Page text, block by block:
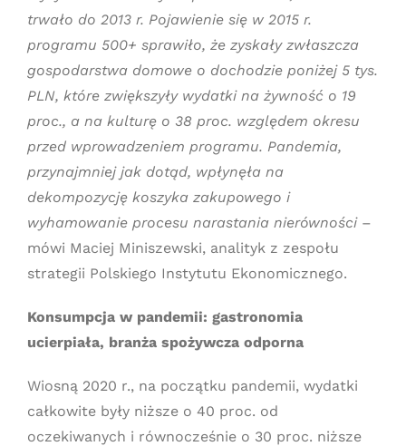
trwało do 2013 r. Pojawienie się w 2015 r.
programu 500+ sprawiło, że zyskały zwłaszcza
gospodarstwa domowe o dochodzie poniżej 5 tys.
PLN, które zwiększyły wydatki na żywność o 19
proc., a na kulturę o 38 proc. względem okresu
przed wprowadzeniem programu. Pandemia,
przynajmniej jak dotąd, wpłynęła na
dekompozycję koszyka zakupowego i
wyhamowanie procesu narastania nierówności–
mówi Maciej Miniszewski, analityk z zespołu
strategii Polskiego Instytutu Ekonomicznego.
Konsumpcja w pandemii: gastronomia
ucierpiała, branża spożywcza odporna
Wiosną 2020 r., na początku pandemii, wydatki
całkowite były niższe o 40 proc. od
oczekiwanych i równocześnie o 30 proc. niższe